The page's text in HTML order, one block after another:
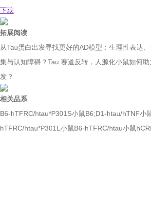
下载
拓展阅读
从Tau蛋白出发寻找更好的AD模型：生理性表达
集与认知障碍？ Tau 赛道反转，人源化小鼠如何
发？
相关品系
B6-hTFRC/htau*P301S小鼠B6;D1-htau/hTNF小
hTFRC/htau*P301L小鼠B6-hTFRC/htau小鼠